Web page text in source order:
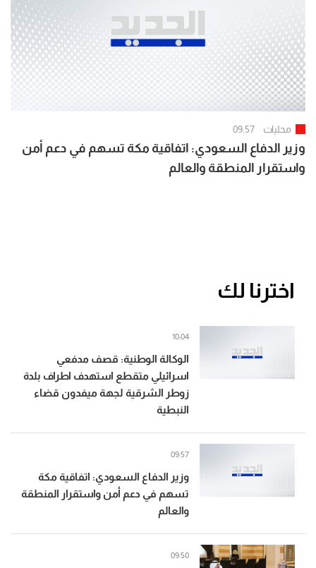
محليات 09:57
وزير الدفاع السعودي: اتفاقية مكة تسهم في دعم أمن
واستقرار المنطقة والعالم
اخترنا لك
الوكالة الوطنية: قصف مدفعي
اسرائيلي متقطع استهدف اطراف بلدة
زوطر الشرقية لجهة ميفدون قضاء
النبطية
10:04
وزير الدفاع السعودي: اتفاقية مكة
تسهم في دعم أمن واستقرار المنطقة
والعالم
09:57
09:50